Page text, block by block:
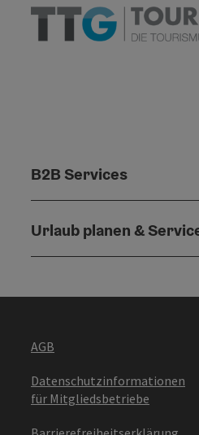
B2B Services
Urlaub planen &
AGB
Datenschutzinformationen
für Mitgliedsbetriebe